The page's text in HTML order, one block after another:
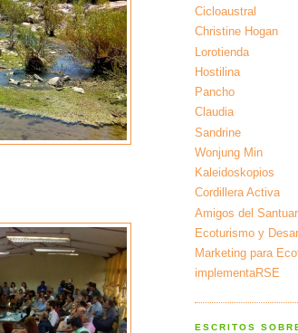
Cicloaustral
Christine Hogan
Lorotienda
Hostilina
Pancho
Claudia
Sandrine
Wonjung Min
Kaleidoskopios
Cordillera Activa
Amigos del
Ecoturismo y
Marketing para
implementaRSE
ESCRITOS